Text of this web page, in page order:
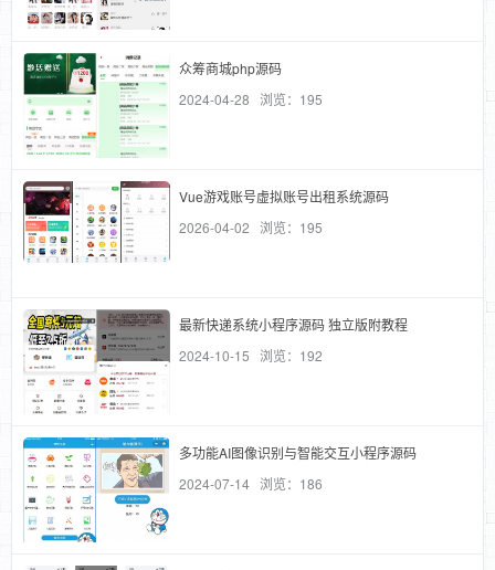
众筹商城php源码
2024-04-28 浏览：195
Vue游戏账号虚拟账号出租系统源码
2026-04-02 浏览：195
最新快递系统小程序源码 独立版附教程
2024-10-15 浏览：192
多功能AI图像识别与智能交互小程序源码
2024-07-14 浏览：186